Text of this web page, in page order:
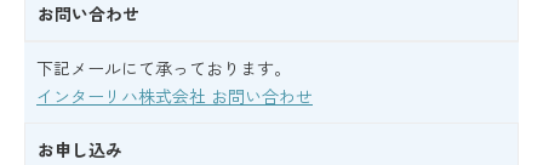
お問い合わせ
下記メールにて承っております。
インターリハ株式会社 お問い合わせ
お申し込み